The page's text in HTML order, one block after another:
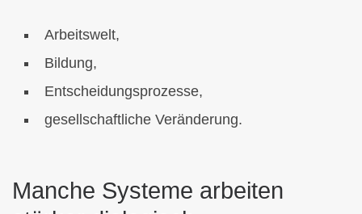
Arbeitswelt,
Bildung,
Entscheidungsprozesse,
gesellschaftliche Veränderung.
Manche Systeme arbeiten